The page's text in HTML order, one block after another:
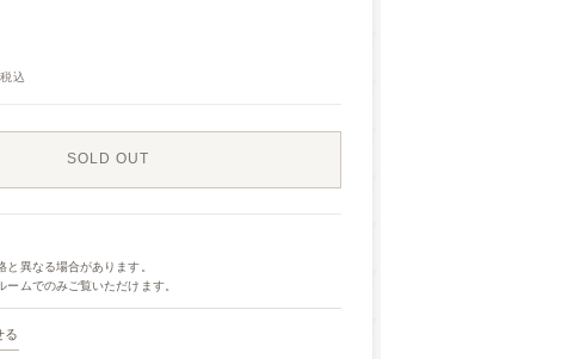
税込
SOLD OUT
異なる場合があります。
ムでのみご覧いただけます。
る